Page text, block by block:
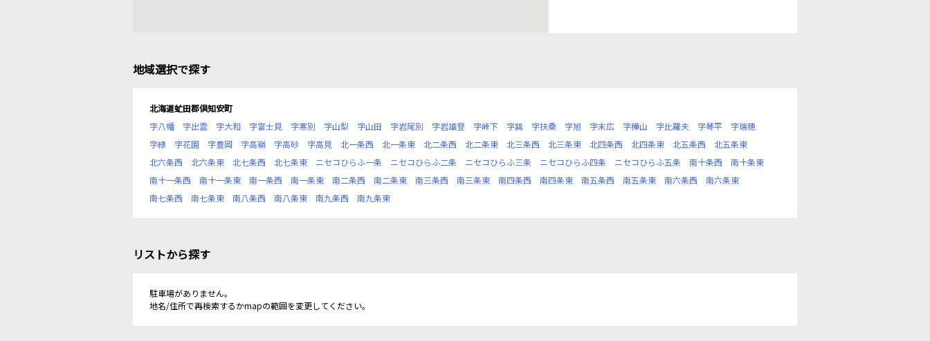
地域選択で探す
北海道虻田郡倶知安町
字八幡
字出雲 字大和 字富士見 字寒別 字山梨 字山田 字岩尾別 字岩雄登 字峠下 字巽 字扶桑 字旭 字末広 字樺山 字比羅夫 字琴平
字瑞穂
字緑
字花園 字豊岡 字高嶺 字高砂 字高見 北一条西 北一条東 北二条西 北二条東 北三条西 北三条東 北四条西 北四条東 北五条西
北五条東
北六条西
北六条東 北七条西 北七条東 ニセコひらふ一条 ニセコひらふ二条 ニセコひらふ三条 ニセコひらふ四条 ニセコひらふ五条 南十条西
南十条東
南十一条西
南十一条東 南一条西 南一条東 南二条西 南二条東 南三条西 南三条東 南四条西 南四条東 南五条西 南五条東 南六条西
南六条東
南七条西
南七条東 南八条西 南八条東 南九条西 南九条東
リストから探す
駐車場がありません。
地名/住所で再検索するかmapの範囲を変更してください。